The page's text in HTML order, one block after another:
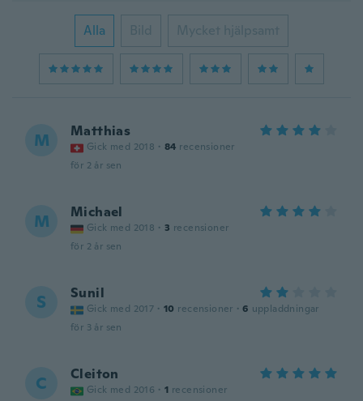
Alla Bild Mycket hjälpsamt
M Matthias
Gick med 2018 · 84 recensioner
för 2 år sen
M Michael
Gick med 2018 · 3 recensioner
för 2 år sen
S Sunil
Gick med 2017 · 10 recensioner · 6 uppladdningar
för 3 år sen
C Cleiton
Gick med 2016 · 1 recensioner